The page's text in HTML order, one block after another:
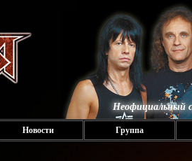
Неофициальный
Новости Группа